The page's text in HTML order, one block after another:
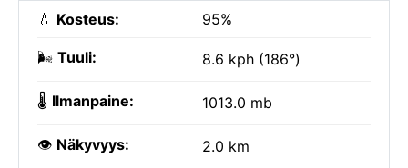
💧 Kosteus: 95%
🌬️ Tuuli: 8.6 kph (186°)
🌡️ Ilmanpaine: 1013.0 mb
👁️ Näkyvyys: 2.0 km